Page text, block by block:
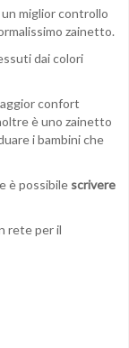
miglior controllo
zainetto.
dai colori
confort
è uno zainetto
i bambini che
è possibile scrivere
rete per il